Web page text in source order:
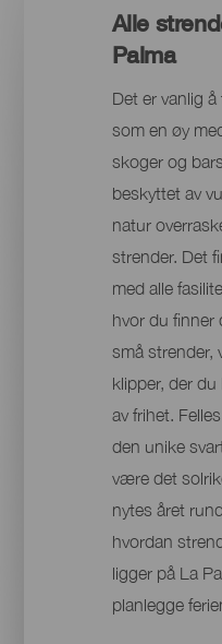
Alle
Palma
Det er vanlig
som en øy
skoger og
beskyttet av
natur
strender. Det
med alle
hvor du finner
små strender,
klipper, der
av frihet.
den unike
være det
nytes året
hvordan
ligger på La
planlegge